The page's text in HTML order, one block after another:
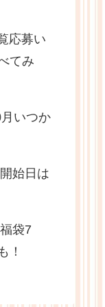
応募い
てみ
いつか
始日は
袋7
！